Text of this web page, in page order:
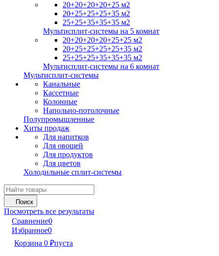
20+20+20+20+25 м2
20+25+25+25+35 м2
25+25+35+35+35 м2
Мультисплит-системы на 5 комнат
20+20+20+20+25+25 м2
20+25+25+25+25+35 м2
25+25+25+35+35+35 м2
Мультисплит-системы на 6 комнат
Мультисплит-системы
Канальные
Кассетные
Колонные
Напольно-потолочные
Полупромышленные
Хиты продаж
Для напитков
Для овощей
Для продуктов
Для цветов
Холодильные сплит-системы
Поиск
Посмотреть все результаты
Сравнение0
Избранное0
Корзина 0 ₽пуста